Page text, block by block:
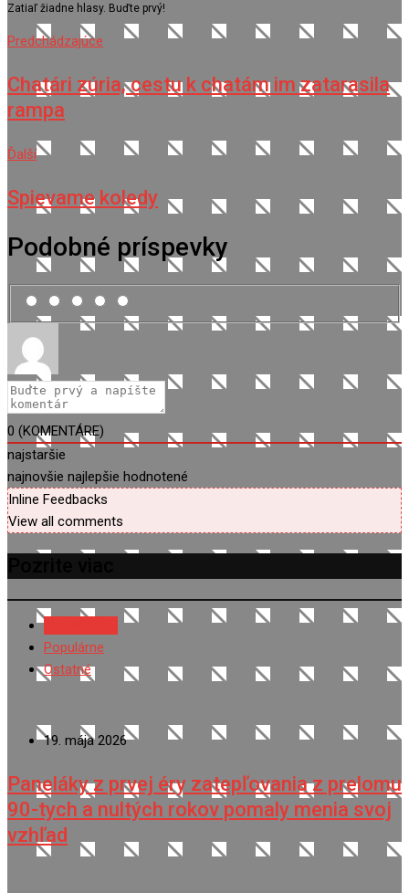
Zatiaľ žiadne hlasy. Buďte prvý!
Predchádzajúce
Chatári zúria, cestu k chatám im zatarasila
rampa
Ďalší
Spievame koledy
Podobné príspevky
0 (KOMENTÁRE)
najstaršie
najnovšie najlepšie hodnotené
Inline Feedbacks
View all comments
Populárne
Ostatné
19. mája 2026
Paneláky z prvej éry zatepľovania z prelomu
90-tych a nultých rokov pomaly menia svoj
vzhľad